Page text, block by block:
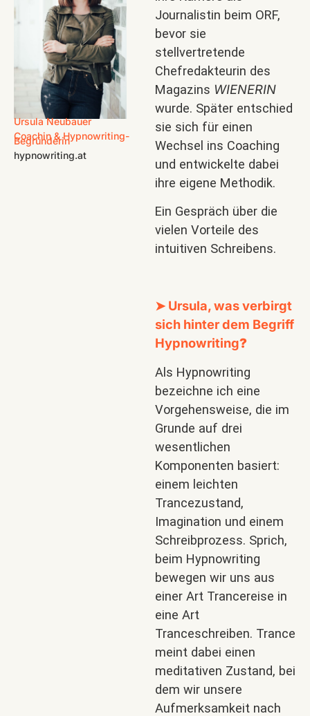
Ursula Neubauer
Coachin & Hypnowriting-
Begründerin
hypnowriting.at
Journalistin beim ORF,
bevor sie
stellvertretende
Chefredakteurin des
Magazins WIENERIN
wurde. Später entschied
sie sich für einen
Wechsel ins Coaching
und entwickelte dabei
ihre eigene Methodik.
Ein Gespräch über die
vielen Vorteile des
intuitiven Schreibens.
➤ Ursula, was verbirgt
sich hinter dem Begriff
Hypnowriting?
Als Hypnowriting
bezeichne ich eine
Vorgehensweise, die im
Grunde auf drei
wesentlichen
Komponenten basiert:
einem leichten
Trancezustand,
Imagination und einem
Schreibprozess. Sprich,
beim Hypnowriting
bewegen wir uns aus
einer Art Trancereise in
eine Art
Tranceschreiben. Trance
meint dabei einen
meditativen Zustand, bei
dem wir unsere
Aufmerksamkeit nach